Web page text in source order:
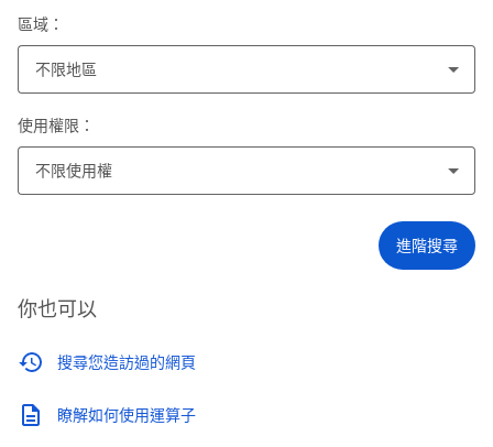
區域：
不限地區
使用權限：
不限使用權
進階搜尋
你也可以
搜尋您造訪過的網頁
瞭解如何使用運算子